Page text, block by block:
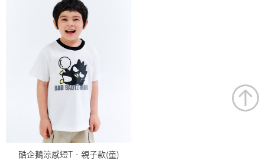
酷企鵝涼感短T‧親子款(童)